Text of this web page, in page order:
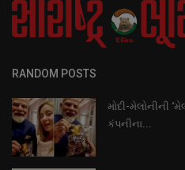
RANDOM POSTS
મોદી-મેલોનીની
કંપનીના...